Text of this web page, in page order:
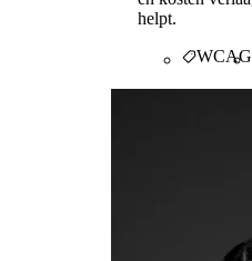
helpt.
WCAG